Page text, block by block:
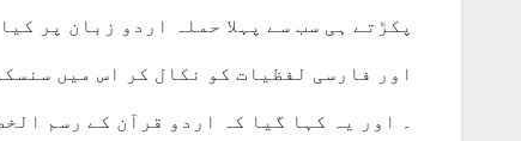
پکڑتے ہی سب سے پہلا حملہ اردو زبان پر
اور فارسی لفظیات کو نکال کر اس میں
۔ اور یہ کہا گیا كہ اردو قرآن کے رسم